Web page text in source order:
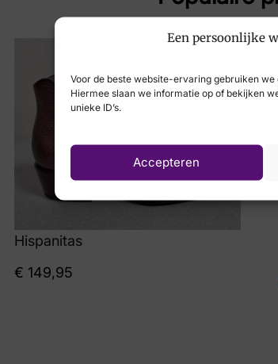
Een persoonlijke
Voor de beste website-ervaring gebruiken
Hiermee slaan we informatie op of bekijken
unieke ID’s.
Accepteren
Hispanitas
€ 149,95